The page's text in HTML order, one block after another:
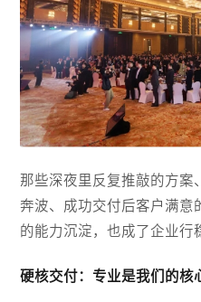
那些深夜里反复推敲的方案
奔波、成功交付后客户满意
的能力沉淀，也成了企业行
硬核交付：专业是我们的核